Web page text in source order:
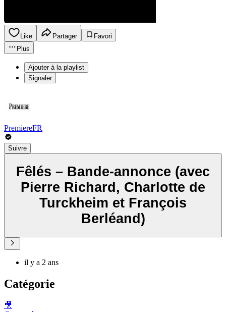
Like Partager
Favori
Plus
Ajouter à la playlist
Signaler
PremiereFR
Suivre
Fêlés – Bande-annonce (avec
Pierre Richard, Charlotte de
Turckheim et François
Berléand)
il y a 2 ans
Catégorie
🎥